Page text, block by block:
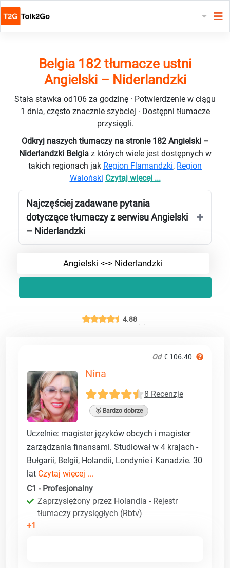
Belgia 182 tłumacze ustni
Angielski – Niderlandzki
Stała stawka od106 za godzinę · Potwierdzenie w ciągu
1 dnia, często znacznie szybciej · Dostępni tłumacze
przysięgli.
Odkryj naszych tłumaczy na stronie 182 Angielski –
Niderlandzki Belgia z których wiele jest dostępnych w
takich regionach jak Region Flamandzki, Region
Waloński Czytaj więcej ...
Najczęściej zadawane pytania
dotyczące tłumaczy z serwisu Angielski
– Niderlandzki
Angielski <-> Niderlandzki
4.88
Od € 106.40
Nina
8 Recenzje
🥈 Bardzo dobrze
Uczelnie: magister języków obcych i magister
zarządzania finansami. Studiował w 4 krajach -
Bułgarii, Belgii, Holandii, Londynie i Kanadzie. 30
lat Czytaj więcej ...
C1 - Profesjonalny
Zaprzysiężony przez Holandia - Rejestr
tłumaczy przysięgłych (Rbtv)
+1